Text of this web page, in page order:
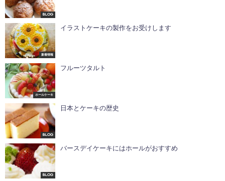
Blog
新着情報
イラストケーキの製作をお受けします
ホールケーキ
フルーツタルト
Blog
日本とケーキの歴史
Blog
バースデイケーキにはホールがおすすめ